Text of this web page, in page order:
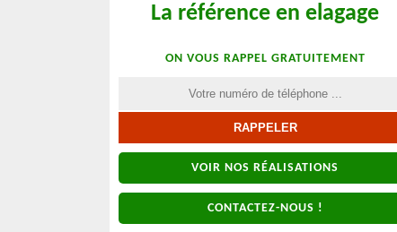
La référence en elagage
ON VOUS RAPPEL GRATUITEMENT
VOIR NOS RÉALISATIONS
CONTACTEZ-NOUS !